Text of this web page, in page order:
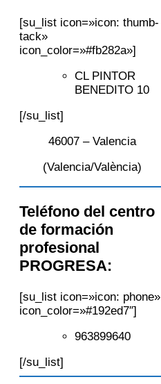
[su_list icon=»icon: thumb-
tack»
icon_color=»#fb282a»]
CL PINTOR
BENEDITO 10
[/su_list]
46007 – Valencia
(Valencia/València)
Teléfono del centro
de formación
profesional
PROGRESA:
[su_list icon=»icon: phone»
icon_color=»#192ed7″]
963899640
[/su_list]